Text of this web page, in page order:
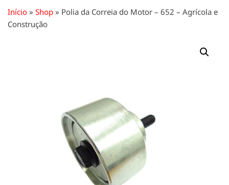
Início » Shop » Polia da Correia do Motor – 652 – Agrícola e
Construção